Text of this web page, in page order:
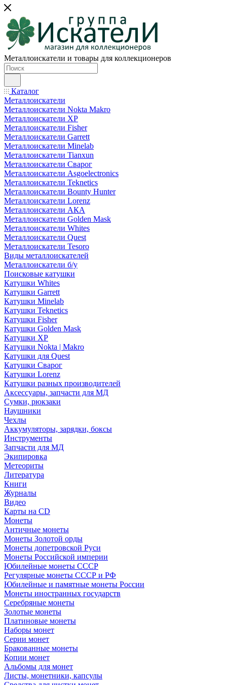
Металлоискатели и товары для коллекционеров
Каталог
Металлоискатели
Металлоискатели Nokta Makro
Металлоискатели XP
Металлоискатели Fisher
Металлоискатели Garrett
Металлоискатели Minelab
Металлоискатели Tianxun
Металлоискатели Сварог
Металлоискатели Asgoelectronics
Металлоискатели Teknetics
Металлоискатели Bounty Hunter
Металлоискатели Lorenz
Металлоискатели АКА
Металлоискатели Golden Mask
Металлоискатели Whites
Металлоискатели Quest
Металлоискатели Tesoro
Виды металлоискателей
Металлоискатели б/у
Поисковые катушки
Катушки Whites
Катушки Garrett
Катушки Minelab
Катушки Teknetics
Катушки Fisher
Катушки Golden Mask
Катушки XP
Катушки Nokta | Makro
Катушки для Quest
Катушки Сварог
Катушки Lorenz
Катушки разных производителей
Аксессуары, запчасти для МД
Сумки, рюкзаки
Наушники
Чехлы
Аккумуляторы, зарядки, боксы
Инструменты
Запчасти для МД
Экипировка
Метеориты
Литература
Книги
Журналы
Видео
Карты на CD
Монеты
Античные монеты
Монеты Золотой орды
Монеты допетровской Руси
Монеты Российской империи
Юбилейные монеты СССР
Регулярные монеты СССР и РФ
Юбилейные и памятные монеты России
Монеты иностранных государств
Серебряные монеты
Золотые монеты
Платиновые монеты
Наборы монет
Серии монет
Бракованные монеты
Копии монет
Альбомы для монет
Листы, монетники, капсулы